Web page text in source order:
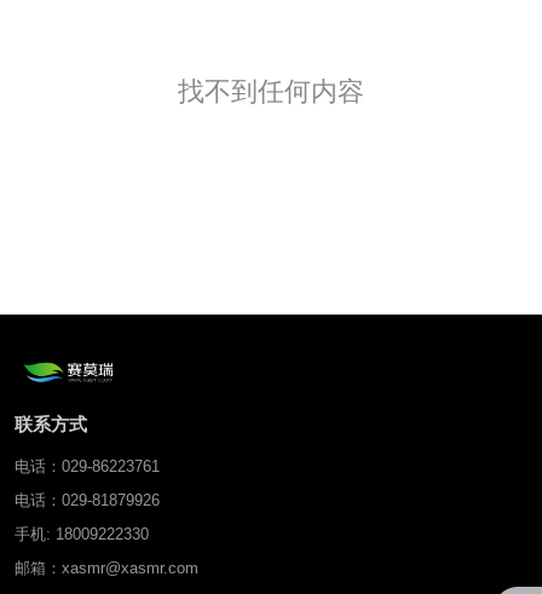
找不到任何内容
联系方式
电话：029-86223761
电话：029-81879926
手机: 18009222330
邮箱：xasmr@xasmr.com